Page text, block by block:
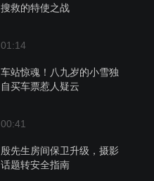
搜救的特使之战
01:14
车站惊魂！八九岁的小雪独
自买车票惹人疑云
00:41
殷先生房间保卫升级，摄影
话题转安全指南